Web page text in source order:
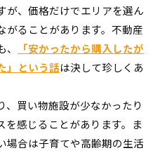
が、価格だけでエリアを選ん
がることがあります。不動産
「安かったから購入したが
」という話は決して珍しくあ
買い物施設が少なかったり
を感じることがあります。ま
場合は子育てや高齢期の生活